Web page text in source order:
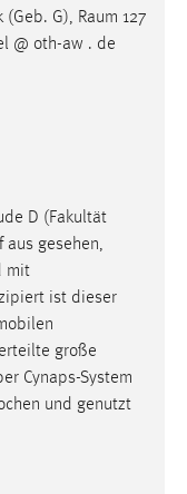
(Geb. G), Raum 127
@ oth-aw . de
D (Fakultät
aus gesehen,
mit
ist dieser
große
Cynaps-System
und genutzt